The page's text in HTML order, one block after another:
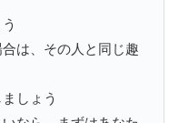
は、その人と同じ趣
しょう